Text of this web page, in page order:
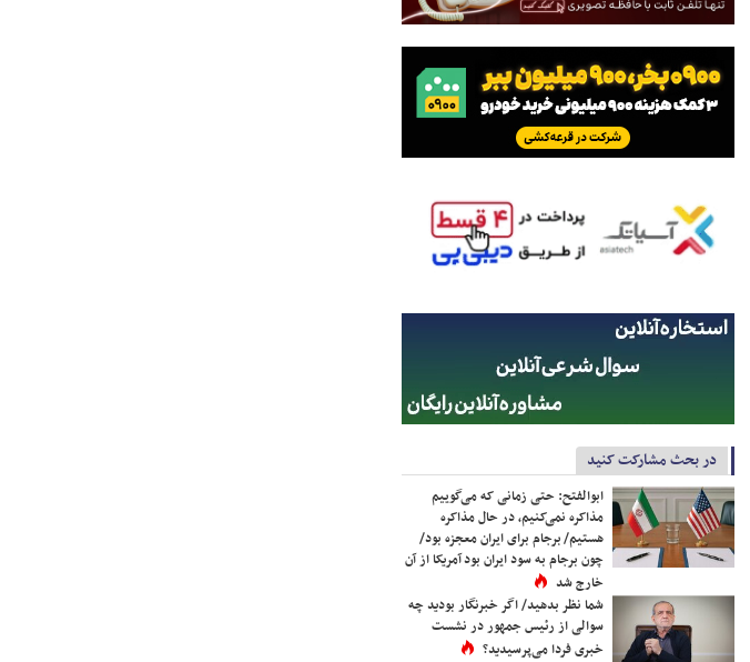
در بحث مشارکت کنید
ابوالفتح: حتی زمانی که می‌گوییم
مذاکره نمی‌کنیم، در حال مذاکره
هستیم/ برجام برای ایران معجزه بود/
چون برجام به سود ایران بود آمریکا از آن
خارج شد
شما نظر بدهید/ اگر خبرنگار بودید چه
سوالی از رئیس جمهور در نشست
خبری فردا می‌پرسیدید؟